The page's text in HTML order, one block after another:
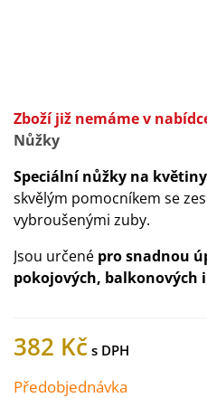
Zboží již nemáme v
Nůžky
Speciální nůžky na
skvělým pomocníkem se
vybroušenými zuby.
Jsou určené pro snadnou
pokojových, balkonových
382 Kč
Předobjednávka